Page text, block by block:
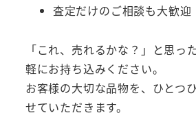
査定だけのご相談も大歓迎
「これ、売れるかな？」と思っ
軽にお持ち込みください。
お客様の大切な品物を、ひとつ
せていただきます。